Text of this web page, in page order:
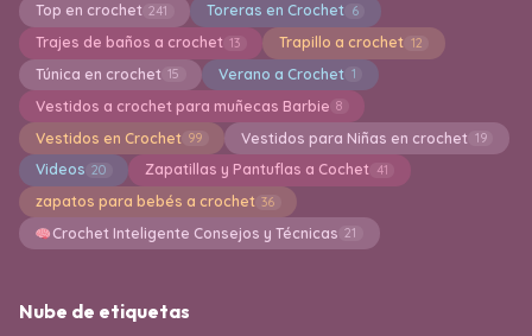
Top en crochet 241 Toreras en Crochet 6
Trajes de baños a crochet 13 Trapillo a crochet 12
Túnica en crochet 15 Verano a Crochet 1
Vestidos a crochet para muñecas Barbie 8
Vestidos en Crochet 99 Vestidos para Niñas en crochet 19
Videos 20 Zapatillas y Pantuflas a Cochet 41
zapatos para bebés a crochet 36
Crochet Inteligente Consejos y Técnicas 21
Nube de etiquetas